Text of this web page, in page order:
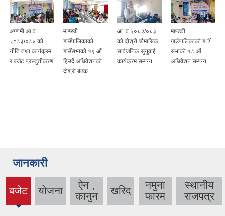
आगामी आ.व
२०८३/०८४ को
नीति तथा कार्यक्रम
र बजेट प्रस्तुतीकरण
माण्डवी
गाउँपालिकाको
गाउँसभाको १९ औं
हिउदें अधिवेशनको
दोश्रो बैठक
आ. व २०८२/०८३
को दोश्रो चौमासिक
सार्वजनिक सुनुवाई
कार्यक्रम सम्पन्न
माण्डवी
गाउँपालिकाको गाउँ
सभाको १८ औं
अधिवेशन सम्पन्न
जानकारी
बजेट
(active
tab)
योजना
ऐन ,
कानुन
खरिद
नमुना
फारम
स्थानीय
राजपत्र